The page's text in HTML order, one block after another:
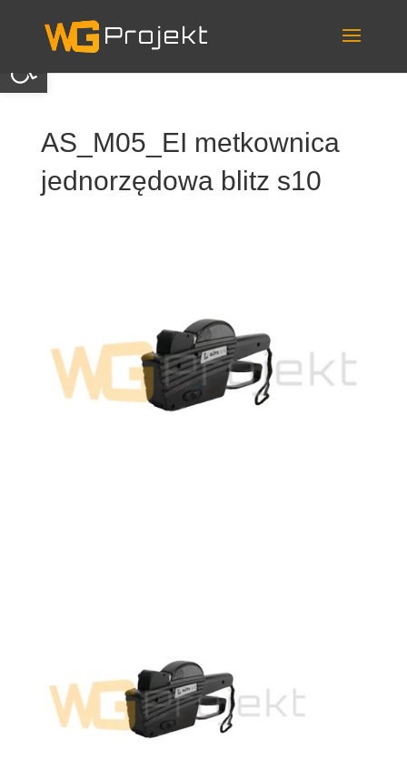
Otwórz pasek narzędzi
content
AS_M05_EI metkownica
jednorzędowa blitz s10